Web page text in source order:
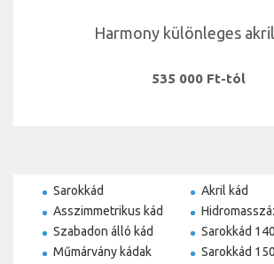
Harmony különleges
535 000 Ft-tól
Sarokkád
Asszimmetrikus kád
Szabadon álló kád
Műmárvány kádak
Akril kád
Sarokkád
Sarokkád